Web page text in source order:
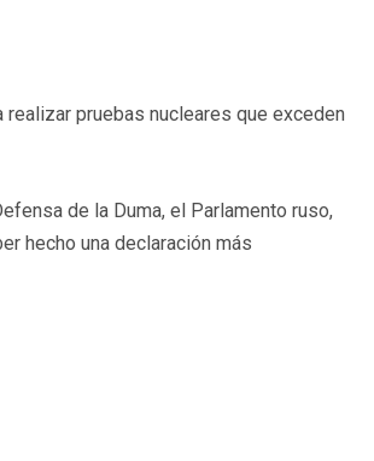
pruebas nucleares que exceden
de la Duma, el Parlamento ruso,
hecho una declaración más